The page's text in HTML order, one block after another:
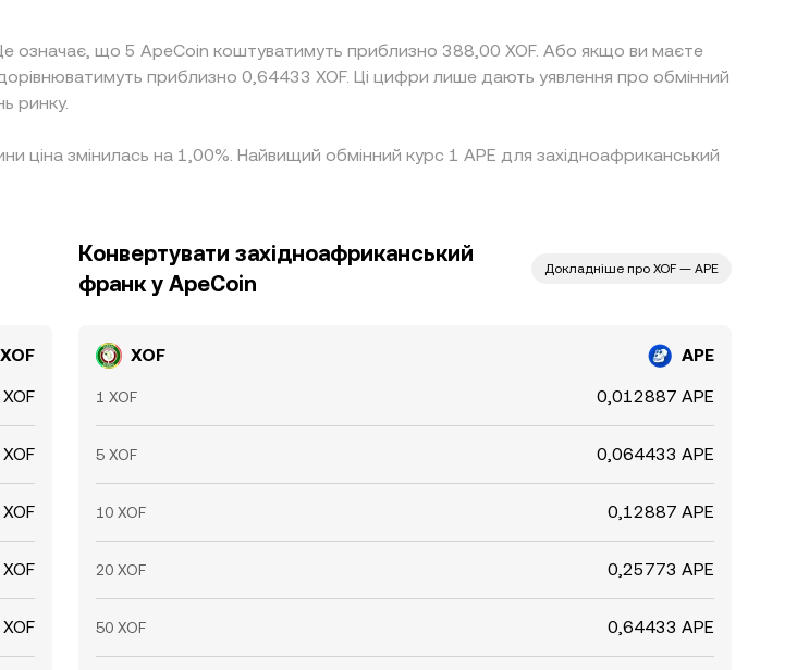
означає, що 5 ApeCoin коштуватимуть приблизно 388,00 XOF. Або якщо ви маєте
приблизно 0,64433 XOF. Ці цифри лише дають уявлення про обмінний
ринку.
ціна змінилась на 1,00%. Найвищий обмінний курс 1 APE для західноафриканський
XOF
Конвертувати західноафриканський
франк у ApeCoin
Докладніше про XOF — APE
XOF APE
1 XOF 0,012887 APE
5 XOF 0,064433 APE
10 XOF 0,12887 APE
20 XOF 0,25773 APE
50 XOF 0,64433 APE